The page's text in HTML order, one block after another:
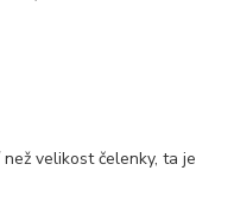
velikost čelenky, ta je